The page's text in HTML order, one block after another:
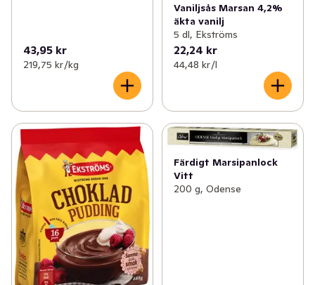
43,95 kr
219,75 kr /kg
Vaniljsås Marsan 4,2%
äkta vanilj
5 dl, Ekströms
22,24 kr
44,48 kr /l
Färdigt Marsipanlock
Vitt
200 g, Odense